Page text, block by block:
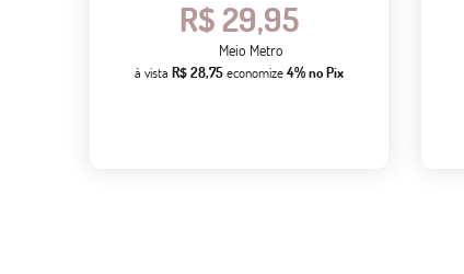
R$ 29,95
Meio Metro
à vista R$ 28,75economize4% no Pix